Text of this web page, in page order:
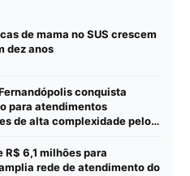
de mama no SUS crescem
dez anos
conquista
para atendimentos
de alta complexidade pelo
6,1 milhões para
rede de atendimento do